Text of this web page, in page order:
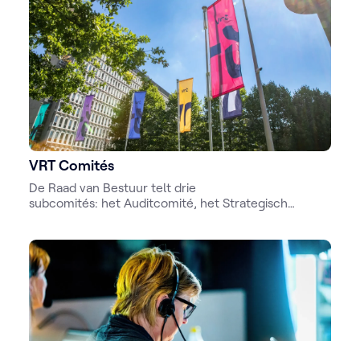
VRT Comités
De Raad van Bestuur telt drie
subcomités: het Auditcomité, het Strategisch
kunnen er ook comités ad hoc worden opgericht.